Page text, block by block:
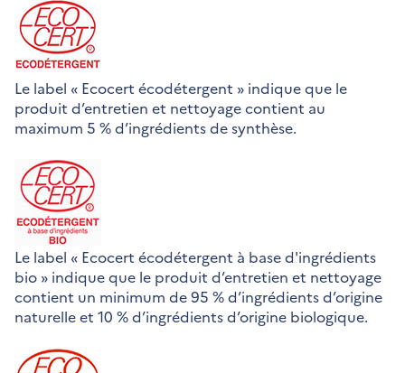
Le label « Ecocert écodétergent » indique que le
produit d’entretien et nettoyage contient au
maximum 5 % d’ingrédients de synthèse.
Le label « Ecocert écodétergent à base d'ingrédients
bio » indique que le produit d’entretien et nettoyage
contient un minimum de 95 % d’ingrédients d’origine
naturelle et 10 % d’ingrédients d’origine biologique.